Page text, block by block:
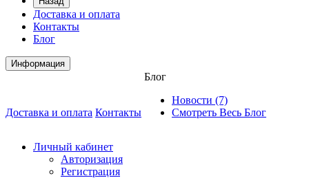
Доставка и оплата
Контакты
Блог
Информация
Доставка и оплата Контакты
Блог
Новости (7)
Смотреть Весь Блог
Личный кабинет
Авторизация
Регистрация